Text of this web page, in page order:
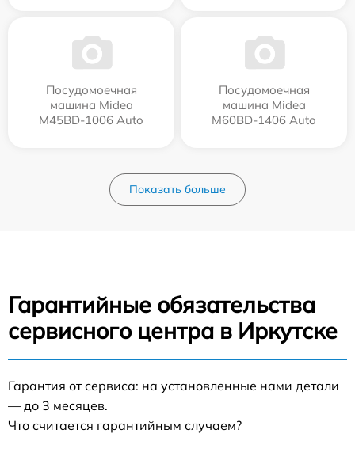
Посудомоечная
машина Midea
M45BD-1006 Auto
Посудомоечная
машина Midea
M60BD-1406 Auto
Показать больше
Гарантийные обязательства
сервисного центра в Иркутске
Гарантия от сервиса: на установленные нами детали
— до 3 месяцев.
Что считается гарантийным случаем?